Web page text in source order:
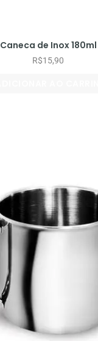
Caneca de Inox 180ml
R$15,90